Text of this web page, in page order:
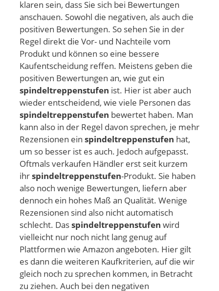
klaren sein, dass Sie sich bei Bewertungen
anschauen. Sowohl die negativen, als auch die
positiven Bewertungen. So sehen Sie in der
Regel direkt die Vor- und Nachteile vom
Produkt und können so eine bessere
Kaufentscheidung reffen. Meistens geben die
positiven Bewertungen an, wie gut ein
spindeltreppenstufen ist. Hier ist aber auch
wieder entscheidend, wie viele Personen das
spindeltreppenstufen bewertet haben. Man
kann also in der Regel davon sprechen, je mehr
Rezensionen ein spindeltreppenstufen hat,
um so besser ist es auch. Jedoch aufgepasst.
Oftmals verkaufen Händler erst seit kurzem
ihrspindeltreppenstufen-Produkt. Sie haben
also noch wenige Bewertungen, liefern aber
dennoch ein hohes Maß an Qualität. Wenige
Rezensionen sind also nicht automatisch
schlecht. Dasspindeltreppenstufen wird
vielleicht nur noch nicht lang genug auf
Plattformen wie Amazon angeboten. Hier gilt
es dann die weiteren Kaufkriterien, auf die wir
gleich noch zu sprechen kommen, in Betracht
zu ziehen. Auch bei den negativen